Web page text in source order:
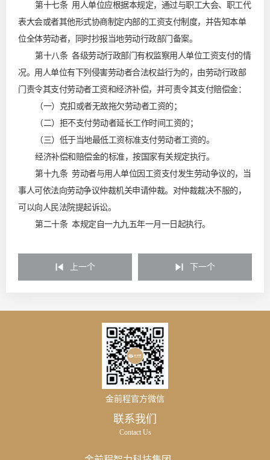
第十七条 用人单位应根据本规定，通过与职工大会、职工代
表大会或者其他形式协商制定内部的工资支付制度，并告知本单
位全体劳动者，同时抄报当地劳动行政部门备案。
第十八条 各级劳动行政部门有权监察用人单位工资支付的情
况。用人单位有下列侵害劳动者合法权益行为的，由劳动行政部
门责令其支付劳动者工资和经济补偿，并可责令其支付赔偿金：
（一）克扣或者无故拖欠劳动者工资的；
（二）拒不支付劳动者延长工作时间工资的；
（三）低于当地最低工资标准支付劳动者工资的。
经济补偿和赔偿金的标准，按国家有关规定执行。
第十九条 劳动者与用人单位因工资支付发生劳动争议的，当
事人可依法向劳动争议仲裁机关申请仲裁。对仲裁裁决不服的，
可以向人民法院提起诉讼。
第二十条 本规定自一九九五年一月一日起执行。
上一个 下一个
金前程官方微信
联系我们
Contact Us